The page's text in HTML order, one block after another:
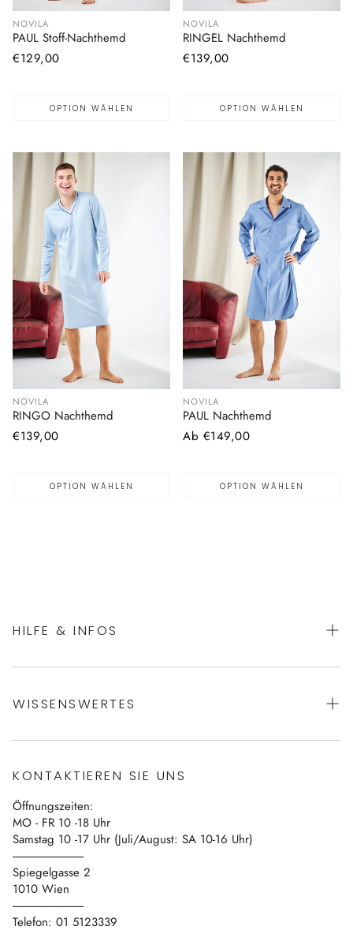
NOVILA
PAUL Stoff-Nachthemd
Normaler
€129,00
OPTION WÄHLEN
NOVILA
RINGEL Nachthemd
Normaler
€139,00
OPTION WÄHLEN
NOVILA
RINGO Nachthemd
Normaler
€139,00
OPTION WÄHLEN
NOVILA
PAUL Nachthemd
Normaler
Ab €149,00
OPTION WÄHLEN
HILFE & INFOS
Datenschutz
Impressum
Vertrag widerrufen
WISSENSWERTES
Blog
Kontakt
KONTAKTIEREN SIE UNS
Öffnungszeiten:
MO - FR 10 -18 Uhr
Samstag 10 -17 Uhr (Juli/August: SA 10-16 Uhr)
------------------------------
Spiegelgasse 2
1010 Wien
------------------------------
Telefon: 01 5123339